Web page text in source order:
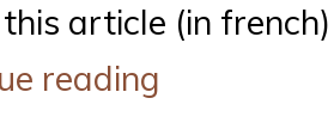
article (in
reading